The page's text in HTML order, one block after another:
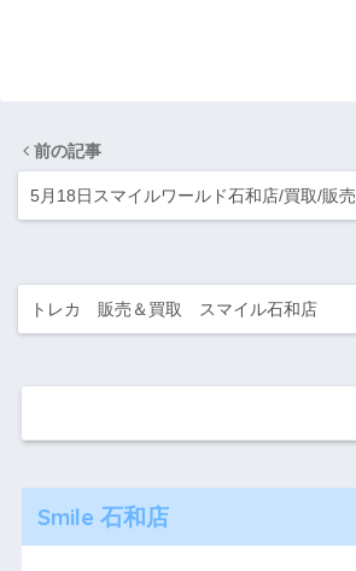
前の記事
5月18日スマイルワールド石和店/買取/販売
トレカ 販売＆買取 スマイル石和店
Smile 石和店